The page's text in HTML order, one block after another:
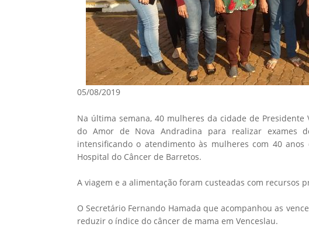
05/08/2019
Na última semana, 40 mulheres da cidade de
do Amor de Nova Andradina para realizar exames
intensificando o atendimento às mulheres com 40
Hospital do Câncer de Barretos.
A viagem e a alimentação foram custeadas com recursos
O Secretário Fernando Hamada que acompanhou as
reduzir o índice do câncer de mama em Venceslau.